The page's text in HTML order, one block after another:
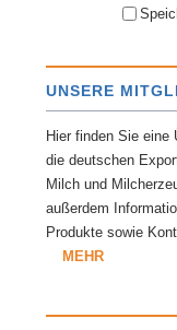
UNSERE
Hier finden Sie eine
die deutschen
Milch und
außerdem
Produkte sowie
MEHR